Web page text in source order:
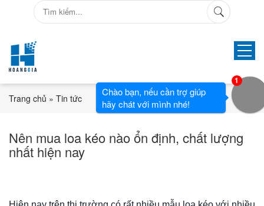
Trang chủ » Tin tức
Nên mua loa kéo nào ổn định, chất lượng
nhất hiện nay
Chào bạn, nếu cần trợ giúp
hãy chát với mình nhé!
1